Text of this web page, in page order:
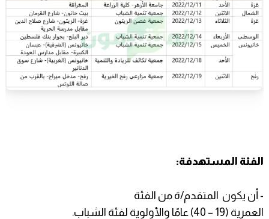
الفئة المستهدفة:
- أن يكون المتقدم/ة من الفئة
العمرية (19 – 40) عامًا والأولوية لفئة الشباب.